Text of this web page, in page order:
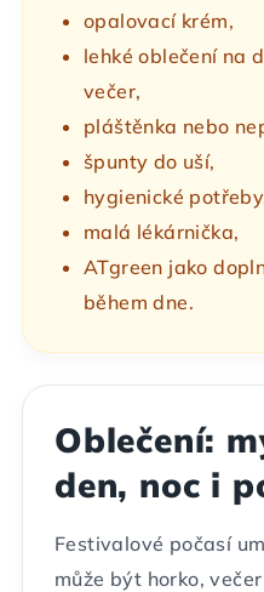
opalovací krém,
lehké oblečení na
večer,
pláštěnka nebo
špunty do uší,
hygienické
malá lékárnička,
ATgreen jako
během dne.
Oblečení:
den, noc i
Festivalové počasí
může být horko,